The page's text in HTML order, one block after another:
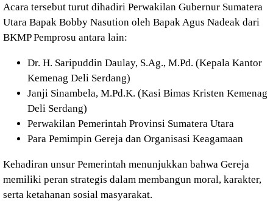
Acara tersebut turut dihadiri Perwakilan Gubernur Sumatera
Utara Bapak Bobby Nasution oleh Bapak Agus Nadeak dari
BKMP Pemprosu antara lain:
Dr. H. Saripuddin Daulay, S.Ag., M.Pd. (Kepala Kantor
Kemenag Deli Serdang)
Janji Sinambela, M.Pd.K. (Kasi Bimas Kristen Kemenag
Deli Serdang)
Perwakilan Pemerintah Provinsi Sumatera Utara
Para Pemimpin Gereja dan Organisasi Keagamaan
Kehadiran unsur Pemerintah menunjukkan bahwa Gereja
memiliki peran strategis dalam membangun moral, karakter,
serta ketahanan sosial masyarakat.